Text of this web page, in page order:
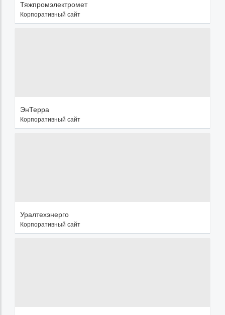
Тяжпромэлектромет
Корпоративный сайт
ЭнТерра
Корпоративный сайт
Уралтехэнерго
Корпоративный сайт